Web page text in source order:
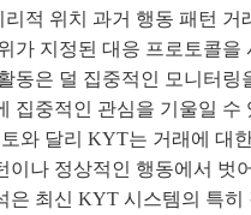
적 위치 과거 행동 패턴
가 지정된 대응 프로토콜
동은 덜 집중적인 모니터
집중적인 관심을 기울일 수
와 달리 KYT는 거래에 대
나 정상적인 행동에서 벗
은 최신 KYT 시스템의 특